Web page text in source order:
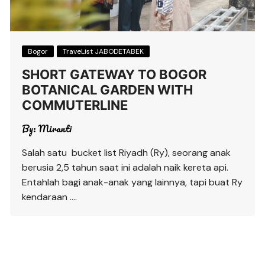
Bogor TraveList JABODETABEK
SHORT GATEWAY TO BOGOR
BOTANICAL GARDEN WITH
COMMUTERLINE
By:Miranti
Salah satu bucket list Riyadh (Ry), seorang anak
berusia 2,5 tahun saat ini adalah naik kereta api.
Entahlah bagi anak-anak yang lainnya, tapi buat Ry
kendaraan ….